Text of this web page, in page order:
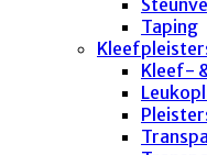
Taping
Kleef-